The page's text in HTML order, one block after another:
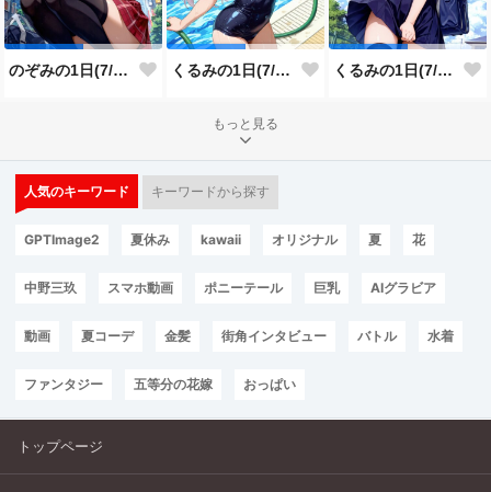
のぞみの1日(7/23投稿分) くるみの1日(7/22投稿分) くるみの1日(7/21投稿分)
もっと見る
人気のキーワード キーワードから探す
GPTImage2 夏休み kawaii オリジナル 夏 花
中野三玖 スマホ動画 ポニーテール 巨乳 AIグラビア
動画 夏コーデ 金髪 街角インタビュー バトル 水着
ファンタジー 五等分の花嫁 おっぱい
トップページ